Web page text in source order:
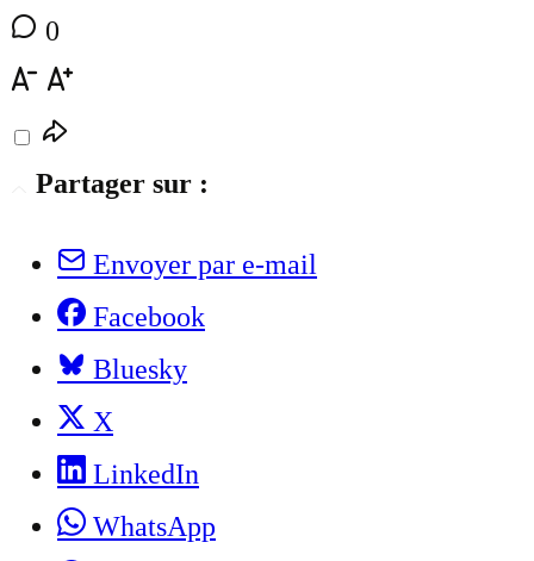
0
Partager sur :
Envoyer par e-mail
Facebook
Bluesky
X
LinkedIn
WhatsApp